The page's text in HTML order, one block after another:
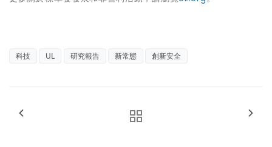
科技 UL 研究報告 新常態 創新安全